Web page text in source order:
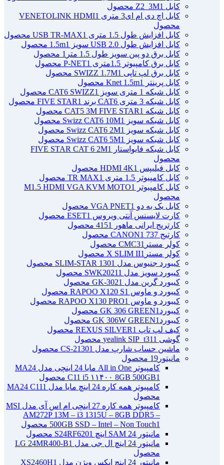
کابل Z2_3M 1 محصول
کابل اچ دی ام ای3 متری VENETOLINK HDMI
1
محصول
کابل افزایش طول 1.5 متری USB TR-MAX
1 محصول
کابل افزایش طول USB 2.0 سویز 1.5m
1 محصول
کابل برق دو پین سویز طول 1.5 متر
1 محصول
کابل برق کامپیوتر 1.5ﻣﺘﺮی P-NET
1 محصول
کابل برق لپ تاپی SWIZZ 1.7M 1 محصول
کابل پرینتر Knet 1.5m
1 محصول
کابل شبکه 1 متری سویز CAT6 SWIZZ
1 محصول
کابل شبکه 3 متری CAT6 برند FIVE STAR
1 محصول
کابل شبکه CAT5 3M FIVE STAR 1 محصول
کابل شبکه سویز Swizz CAT6 10M
1 محصول
کابل شبکه سویز Swizz CAT6 2M
1 محصول
کابل شبکه سویز Swizz CAT6 5M
1 محصول
کابل شبکه فایواستار FIVE STAR CAT 6 2M
1
محصول
کابل فیلیپس HDMI 4K 1 محصول
کابل کامپیوتر 1.5 متری TR MAX
1 محصول
کابل کامپیوتر M1.5 HDMI VGA KVM MOTO
1
محصول
کابل یک به دو VGA PNET 1 محصول
کارت لایسنس آنتی ویروس ESET 1 محصول
کارتریج ایرانی ماهور 415
1 محصول
کارتیج 737 CANON
1 محصول
کولر مسترCMC3 1 محصول
کولر مسترX SLIM II 1 محصول
کیبورد جنیوس مدل SLIM-STAR 130 1 محصول
کیبورد سویز مدل SWK2021 1 محصول
کیبورد گرین مدل GK-302 1 محصول
کیبورد و ماوس RAPOO X120 S 1 محصول
کیبورد و ماوس RAPOO X130 PRO 1 محصول
کیبوردGK 306 GREEN 1 محصول
کیبوردGK 306W GREEN 1 محصول
کیف لپ تاپ REXUS SILVER 1 محصول
گوشی yealink SIP_t31 1 محصول
ماشین حساب شارپ مدل CS-2130 1 محصول
مانیتور 19 محصول
کامپیوتر All in One مایا 24 اینچی مدل MA24
C11 i5 ۱۱۴۰۰ 8GB 500GB1 محصول
کامپیوتر همه کاره 24 اینچ مایا مدل MA24 C11
1
محصول
کامپیوتر همه کاره 27 اینچی ام اس آی مدل MSI
AM272P 13M – i3 1315U – 8GB DDR5 –
500GB SSD – Intel – Non Touch1 محصول
مانیتور 24 SAM اینچ S24RF620
1 محصول
مانیتور 24 اینچ ال جی مدل LG 24MR400-B
1
محصول
مانیتور 24 اینچ ایکس ویژن مدل XS2460H
1